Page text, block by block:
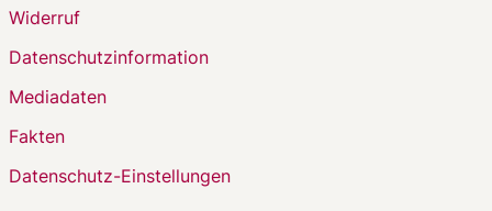
Widerruf
Datenschutzinformation
Mediadaten
Fakten
Datenschutz-Einstellungen